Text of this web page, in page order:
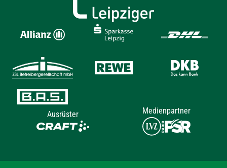
Ausrüster Medienpartner